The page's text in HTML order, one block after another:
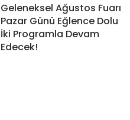
Geleneksel Ağustos Fuarı
Pazar Günü Eğlence Dolu
İki Programla Devam
Edecek!